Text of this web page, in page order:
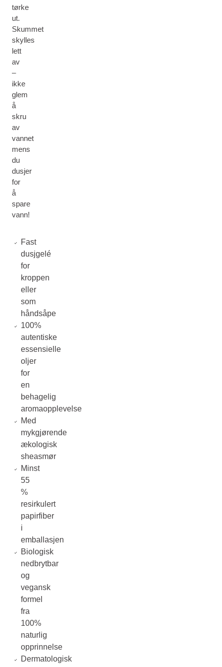
tørke
ut.
Skummet
skylles
lett
av
–
ikke
glem
å
skru
av
vannet
mens
du
dusjer
for
å
spare
vann!
Fast
dusjgelé
for
kroppen
eller
som
håndsåpe
100%
autentiske
essensielle
oljer
for
en
behagelig
aromaopplevelse
Med
mykgjørende
ækologisk
sheasmør
Minst
55
%
resirkulert
papirfiber
i
emballasjen
Biologisk
nedbrytbar
og
vegansk
formel
fra
100%
naturlig
opprinnelse
Dermatologisk